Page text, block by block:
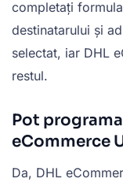
completați
destinatarului și
selectat, iar DHL
restul.
Pot
eCommerce
Da, DHL